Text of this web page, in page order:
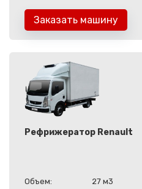
Заказать машину
Рефрижератор Renault
Объем:
27 м3